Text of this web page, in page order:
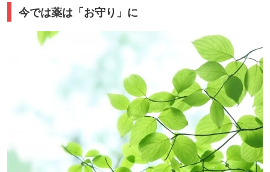
今では薬は「お守り」に